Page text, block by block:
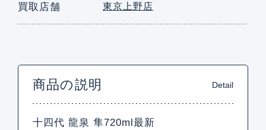
買取店舗 東京上野店
商品の説明 Detail
十四代 龍泉 隼720ml最新